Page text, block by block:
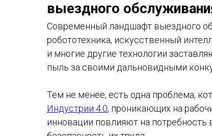
выездного
Современный ландшафт выездного
робототехника, искусственный
и многие другие технологии
пыль за своими дальновидными
Тем не менее, есть одна проблема,
Индустрии 4.0, проникающих на
инновации повлияют на потребность